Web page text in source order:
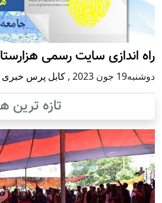
راه اندازی سایت رسمی
دوشنبه19 جون 2023 , کابل پرس خبری
تازه ترین